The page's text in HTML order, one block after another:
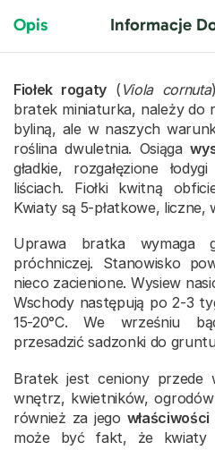
Opis Informacje
Fiołek rogaty ( Viola cornuta
bratek miniaturka, należy do
byliną, ale w naszych
roślina dwuletnia. Osiąga
gładkie, rozgałęzione
liściach. Fiołki kwitną
Kwiaty są 5-płatkowe,
Uprawa bratka wymaga
próchniczej. Stanowisko
nieco zacienione. Wysiew
Wschody następują po 2-3
15-20°C. We wrześniu
przesadzić sadzonki do
Bratek jest ceniony przede
wnętrz, kwietników,
również za jego
może być fakt, że kwiaty